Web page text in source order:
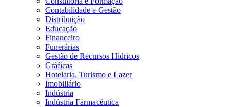
Contabilidade e Gestão
Distribuição
Educação
Financeiro
Funerárias
Gestão de Recursos Hídricos
Gráficas
Hotelaria, Turismo e Lazer
Imobiliário
Indústria
Indústria Farmacêutica